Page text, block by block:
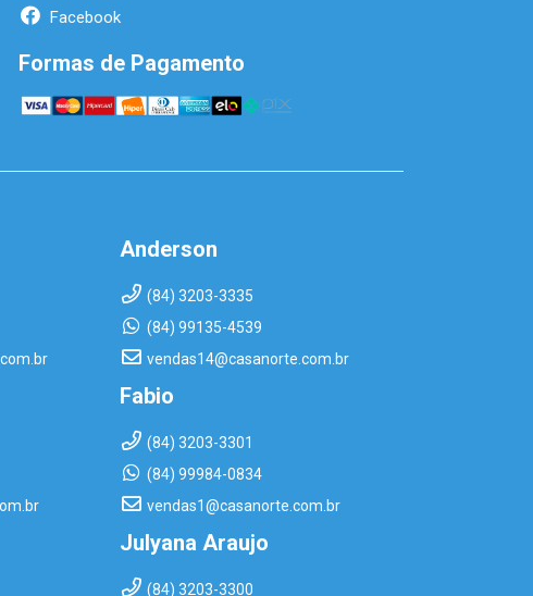
Facebook
Formas de Pagamento
Anderson
(84) 3203-3335
(84) 99135-4539
vendas14@casanorte.com.br
Fabio
(84) 3203-3301
(84) 99984-0834
vendas1@casanorte.com.br
Julyana Araujo
(84) 3203-3300